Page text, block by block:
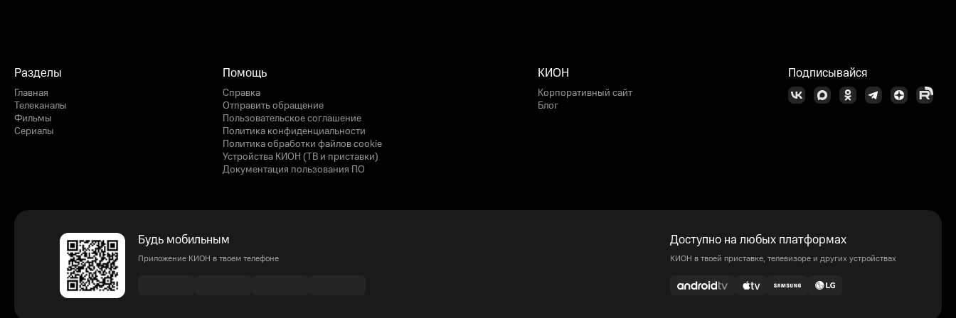
Разделы
Главная
Телеканалы
Фильмы
Сериалы
Помощь
Справка
Отправить обращение
Пользовательское соглашение
Политика конфиденциальности
Политика обработки файлов cookie
Устройства КИОН (ТВ и приставки)
Документация пользования ПО
КИОН
Корпоративный сайт
Блог
Подписывайся
Будь мобильным
Приложение КИОН в твоем телефоне
Доступно на любых платформах
КИОН в твоей приставке, телевизоре и других устройствах